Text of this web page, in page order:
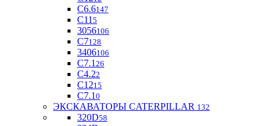
С6.6147
C11 5
3056106
С7128
3406106
C7.1 26
C4.22
С1215
С7.1 0
ЭКСКАВАТОРЫ CATERPILLAR 132
320D58